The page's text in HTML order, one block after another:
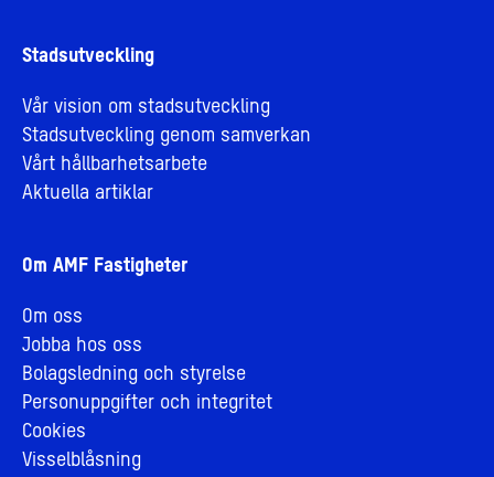
Stadsutveckling
Vår vision om stadsutveckling
Stadsutveckling genom samverkan
Vårt hållbarhetsarbete
Aktuella artiklar
Om AMF Fastigheter
Om oss
Jobba hos oss
Bolagsledning och styrelse
Personuppgifter och integritet
Cookies
Visselblåsning